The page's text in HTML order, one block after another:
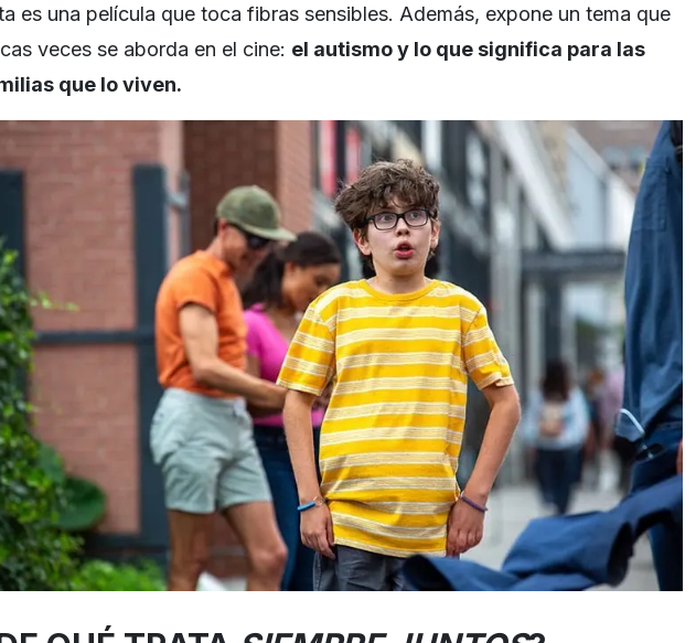
es una película que toca fibras sensibles. Además, expone un tema que
veces se aborda en el cine: el autismo y lo que significa para las
que lo viven.